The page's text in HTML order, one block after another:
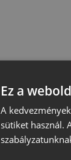
Ez a
A
sütiket használ.